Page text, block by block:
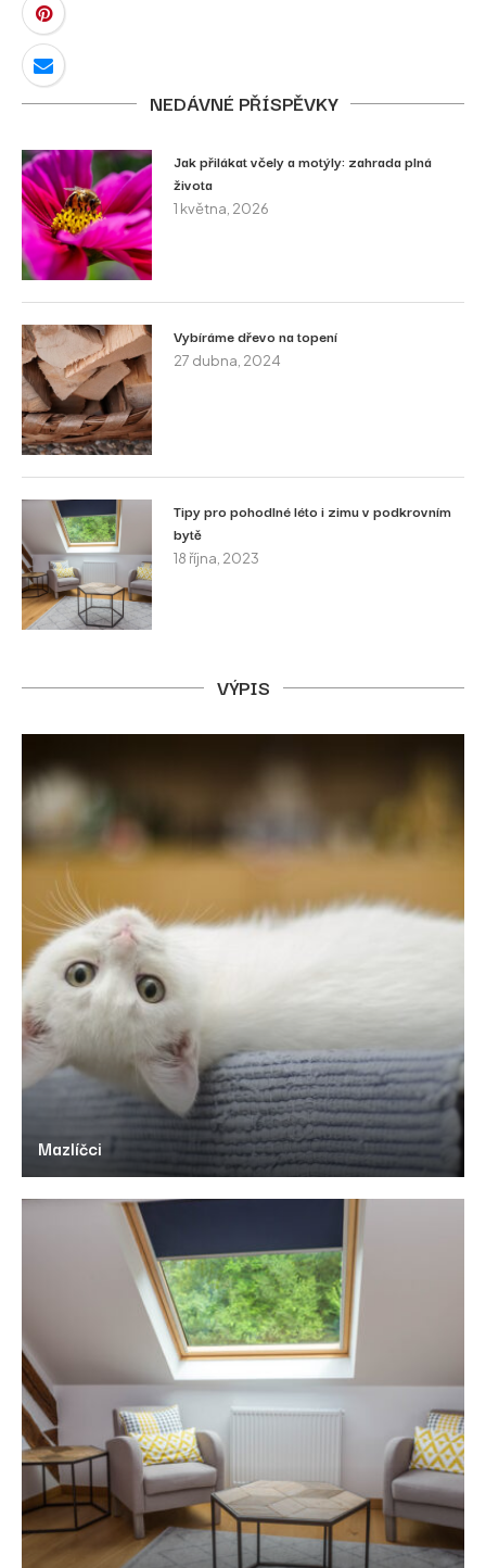
NEDÁVNÉ PŘÍSPĚVKY
Jak přilákat včely a motýly: zahrada plná
života
1 května, 2026
Vybíráme dřevo na topení
27 dubna, 2024
Tipy pro pohodlné léto i zimu v podkrovním
bytě
18 října, 2023
VÝPIS
Mazlíčci